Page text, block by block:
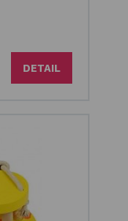
DETAIL